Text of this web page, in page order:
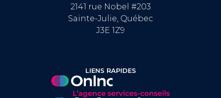
2141 rue Nobel #203
Sainte-Julie, Québec
J3E 1Z9
LIENS RAPIDES